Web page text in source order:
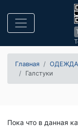
Главная
Галстуки
Пока что в данная